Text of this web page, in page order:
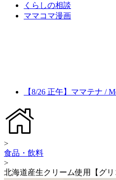
くらしの相談
ママコマ漫画
【8/26 正午】ママテナ /
>
食品・飲料
>
北海道産生クリーム使用【グ